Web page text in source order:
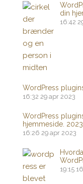
din
16:42
WordPress
16:32 29 apr 2023
WordPress
hjemmeside. 2023
16:26 29 apr 2023
19:15